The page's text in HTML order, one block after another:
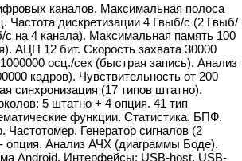
каналов. Максимальная полоса
Частота дискретизации 4 Гвыб/с (2 Гвыб/
с на 4 канала). Максимальная память 100
АЦП 12 бит. Скорость захвата 30000
осц./сек (быстрая запись). Анализ
кадров). Чувствительность от 200
синхронизация (17 типов штатно).
5 штатно + 4 опция. 41 тип
функции. Статистика. БПФ.
Частотомер. Генератор сигналов (2
опция. Анализ АЧХ (диаграммы Боде).
Android. Интерфейсы: USB-host, USB-